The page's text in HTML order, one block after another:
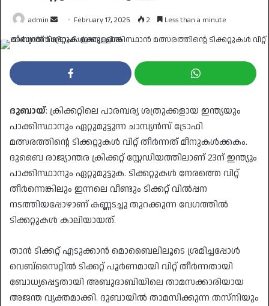
admin
Send
an
February 17, 2025 2 Less than a minute
ദുബായ്: ക്രിക്കറ്റിലെ പാരമ്പര്യ ശത്രുക്കളായ ഇന്ത്യയും
പാക്കിസ്ഥാനും ഏറ്റുമുട്ടുന്ന ചാമ്പ്യന്‍സ് ട്രോഫി
മത്സരത്തിന്റെ ടിക്കറ്റുകള്‍ വിറ്റ് തീര്‍ന്നത് മീനുകള്‍ക്കകം.
ദുബൈ രാജ്യാന്തര ക്രിക്കറ്റ് സ്റ്റേഡിയത്തിലാണ് 23ന് ഇന്ത്യും
പാക്കിസ്ഥാനും ഏറ്റുമുട്ടുക. ടിക്കറ്റുകള്‍ നേരത്തെ വിറ്റ്
തീര്‍ന്നെങ്കിലും ഇന്നലെ വീണ്ടും ടിക്കറ്റ് വില്‍പ്പന
നടത്തിയപ്പോഴാണ് കണ്ണടച്ചു തുറക്കുന്ന വേഗത്തില്‍
ടിക്കറ്റുകള്‍ കാലിയായത്.
താന്‍ ടിക്കറ്റ് എടുക്കാന്‍ മൊബൈലിലൂടെ ശ്രമിച്ചപ്പോള്‍
വെബ്‌സൈറ്റില്‍ ടിക്കറ്റ് പൂര്‍ണമായി വിറ്റ് തീര്‍ന്നതായി
ബോധ്യപ്പെട്ടതായി അബുദാബിയിലെ താമസക്കാരിയായ
അജന്ത വ്യക്തമാക്കി. ദുബായില്‍ താമസിക്കുന്ന തസ്‌നിയും